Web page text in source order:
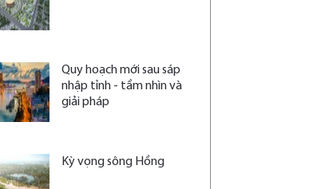
Quy hoạch mới sau sáp
nhập tỉnh - tầm nhìn và
giải pháp
Kỳ vọng sông Hồng